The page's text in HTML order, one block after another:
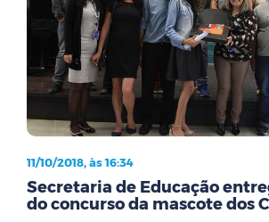
11/10/2018, às 16:34
Secretaria de Educação
do concurso da mascote dos